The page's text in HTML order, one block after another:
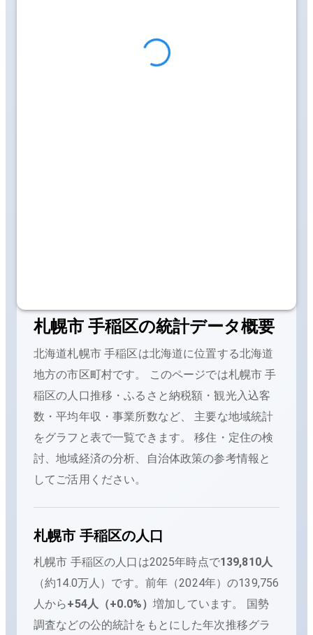
札幌市 手稲区の統計データ概要
北海道札幌市 手稲区は北海道に位置する北海道
地方の市区町村です。 このページでは札幌市 手
稲区の人口推移・ふるさと納税額・観光入込客
数・平均年収・事業所数など、 主要な地域統計
をグラフと表で一覧できます。 移住・定住の検
討、地域経済の分析、自治体政策の参考情報と
してご活用ください。
札幌市 手稲区の人口
札幌市 手稲区の人口は2025年時点で139,810人
（約14.0万人 ）です。 前年（2024年）の139,756
人から+54人（+0.0%）増加 しています。
国勢
調査などの公的統計をもとにした年次推移グラ